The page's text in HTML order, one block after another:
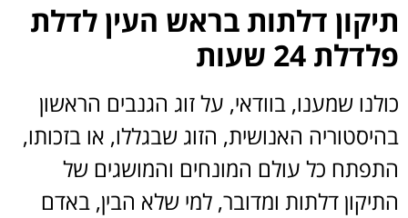
תיקון דלתות בראש העין לדלת
פלדלת 24 שעות
כולנו שמענו, בוודאי, על זוג הגנבים הראשון
בהיסטוריה האנושית, הזוג שבגללו, או בזכותו,
התפתח כל עולם המונחים והמושגים של
התיקון דלתות ומדובר, למי שלא הבין, באדם